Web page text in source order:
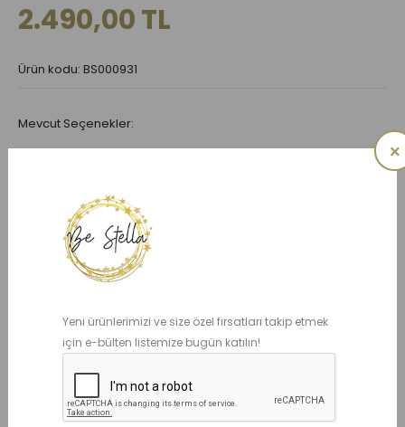
Yeni ürünlerimizi ve size özel fırsatları takip etmek
için e-bülten listemize bugün katılın!
×
2.490,00 TL
Ürün kodu: BS000931
Mevcut Seçenekler:
2 YAŞ
5 YAŞ 6 YAŞ
ADET